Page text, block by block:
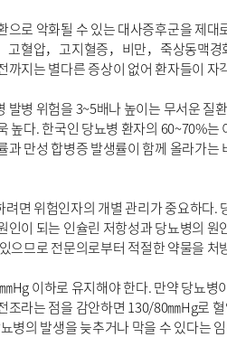
으로 악화될 수 있는 대사증후군을 제
고혈압，고지혈증，비만，죽상동맥
까지는 별다른 증상이 없어 환자들이 자
발병 위험을 3~5배나 높이는 무서운 질
높다. 한국인 당뇨병 환자의 60~70%
과 만성 합병증 발생률이 함께 올라가
려면 위험인자의 개별 관리가 중요하다
인이 되는 인슐린 저항성과 당뇨병의
으므로 전문의로부터 적절한 약물을 처
Hg 이하로 유지해야 한다. 만약 당뇨
조라는 점을 감안하면 130/80㎜Hg로
병의 발생을 늦추거나 막을 수 있다는